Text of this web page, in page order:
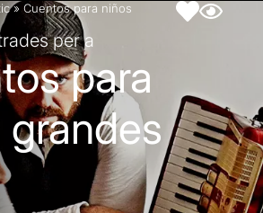
» Cuentos para niños
per a
para